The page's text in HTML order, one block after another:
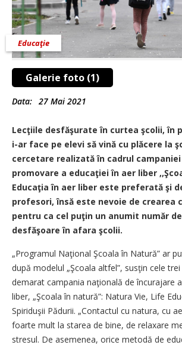
Galerie foto (1)
Educaţie
Data: 27 Mai 2021
Lecţiile desfăşurate în curtea şcolii, în
i-ar face pe elevi să vină cu plăcere la
cercetare realizată în cadrul
promovare a educaţiei în aer liber
Educaţia în aer liber este preferată şi
profesori, însă este nevoie de crearea
pentru ca cel puţin un anumit număr
desfăşoare în afara şcolii.
„Programul Naţional Şcoala în Natură” ar
după modelul „Şcoala altfel”, susţin cele
demarat campania naţională de încurajare
liber, „Şcoala în natură”: Natura Vie, Life
Spiriduşii Pădurii. „Contactul cu natura, cu
foarte mult la starea de bine, de relaxare
stresul. De asemenea, orice metodă de